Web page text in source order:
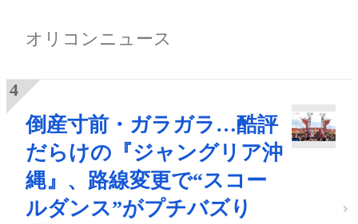
オリコンニュース
倒産寸前・ガラガラ…酷評
だらけの『ジャングリア沖
縄』、路線変更で“スコー
ルダンス”がプチバズり